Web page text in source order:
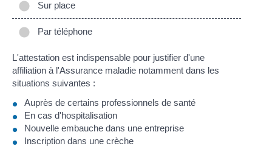
Sur place
Par téléphone
L'attestation est indispensable pour justifier d'une
affiliation à l'Assurance maladie notamment dans les
situations suivantes :
Auprès de certains professionnels de santé
En cas d'hospitalisation
Nouvelle embauche dans une entreprise
Inscription dans une crèche